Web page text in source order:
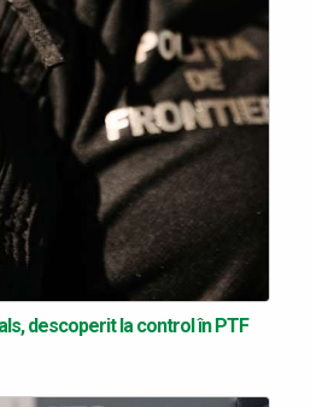
descoperit la control în PTF